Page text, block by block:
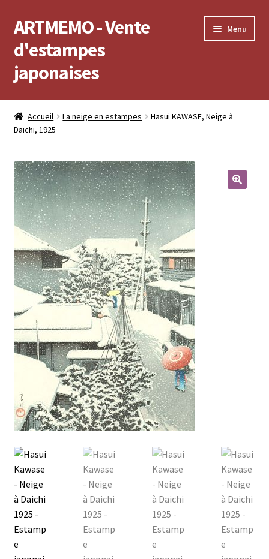
Aller
à
la
navigation
Aller
au
contenu
ARTMEMO - Vente
d'estampes
japonaises
Menu
Accueil
Frais d’envoi, délais de Livraison, règlement et retour
Politique de confidentialité
Validation de votre commande
Voir votre compte
Voir votre panier
Accueil La neige en estampes
Hasui KAWASE, Neige à
Daichi, 1925